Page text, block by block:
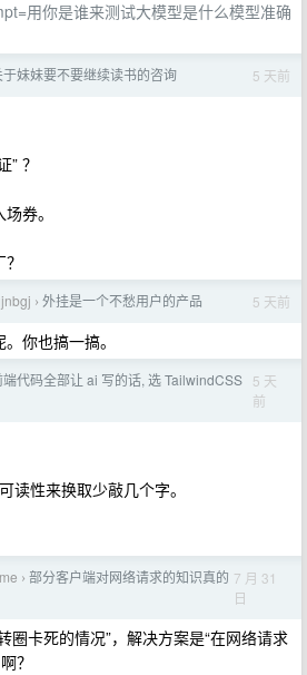
用你是谁来测试大模型是什么模型准确
于妹妹要不要继续读书的咨询 5 天前
？
券。
› 外挂是一个不愁用户的产品 5 天前
你也搞一搞。
端代码全部让 ai 写的话, 选 TailwindCSS 5 天
前
读性来换取少敲几个字。
› 部分客户端对网络请求的知识真的 7 月 31
日
圈卡死的情况”，解决方案是“在网络请求
？